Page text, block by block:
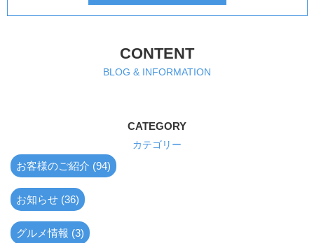
CONTENT
BLOG & INFORMATION
CATEGORY
カテゴリー
お客様のご紹介 (94)
お知らせ (36)
グルメ情報 (3)